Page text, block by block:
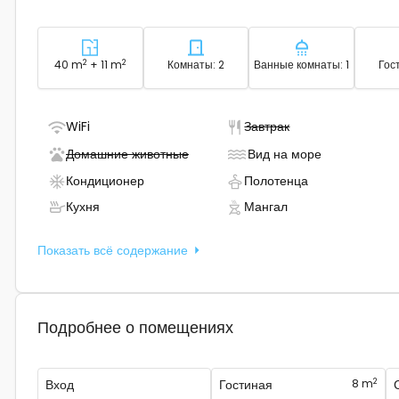
Район - размещение
40 m2 + 11 m2 Количество спален -
Комнаты: 2 Количество
Ванные комнаты: 1
WiFi Завтрак- Не доступно
Домашние животные- Не доступноВид на море-
Кондиционер- Есть кондиционерПолотенца- Полотенца
Кухня
Мангал- Есть гриль
Показать всё содержание
Подробнее о помещениях
Вход Гостиная 8 m2